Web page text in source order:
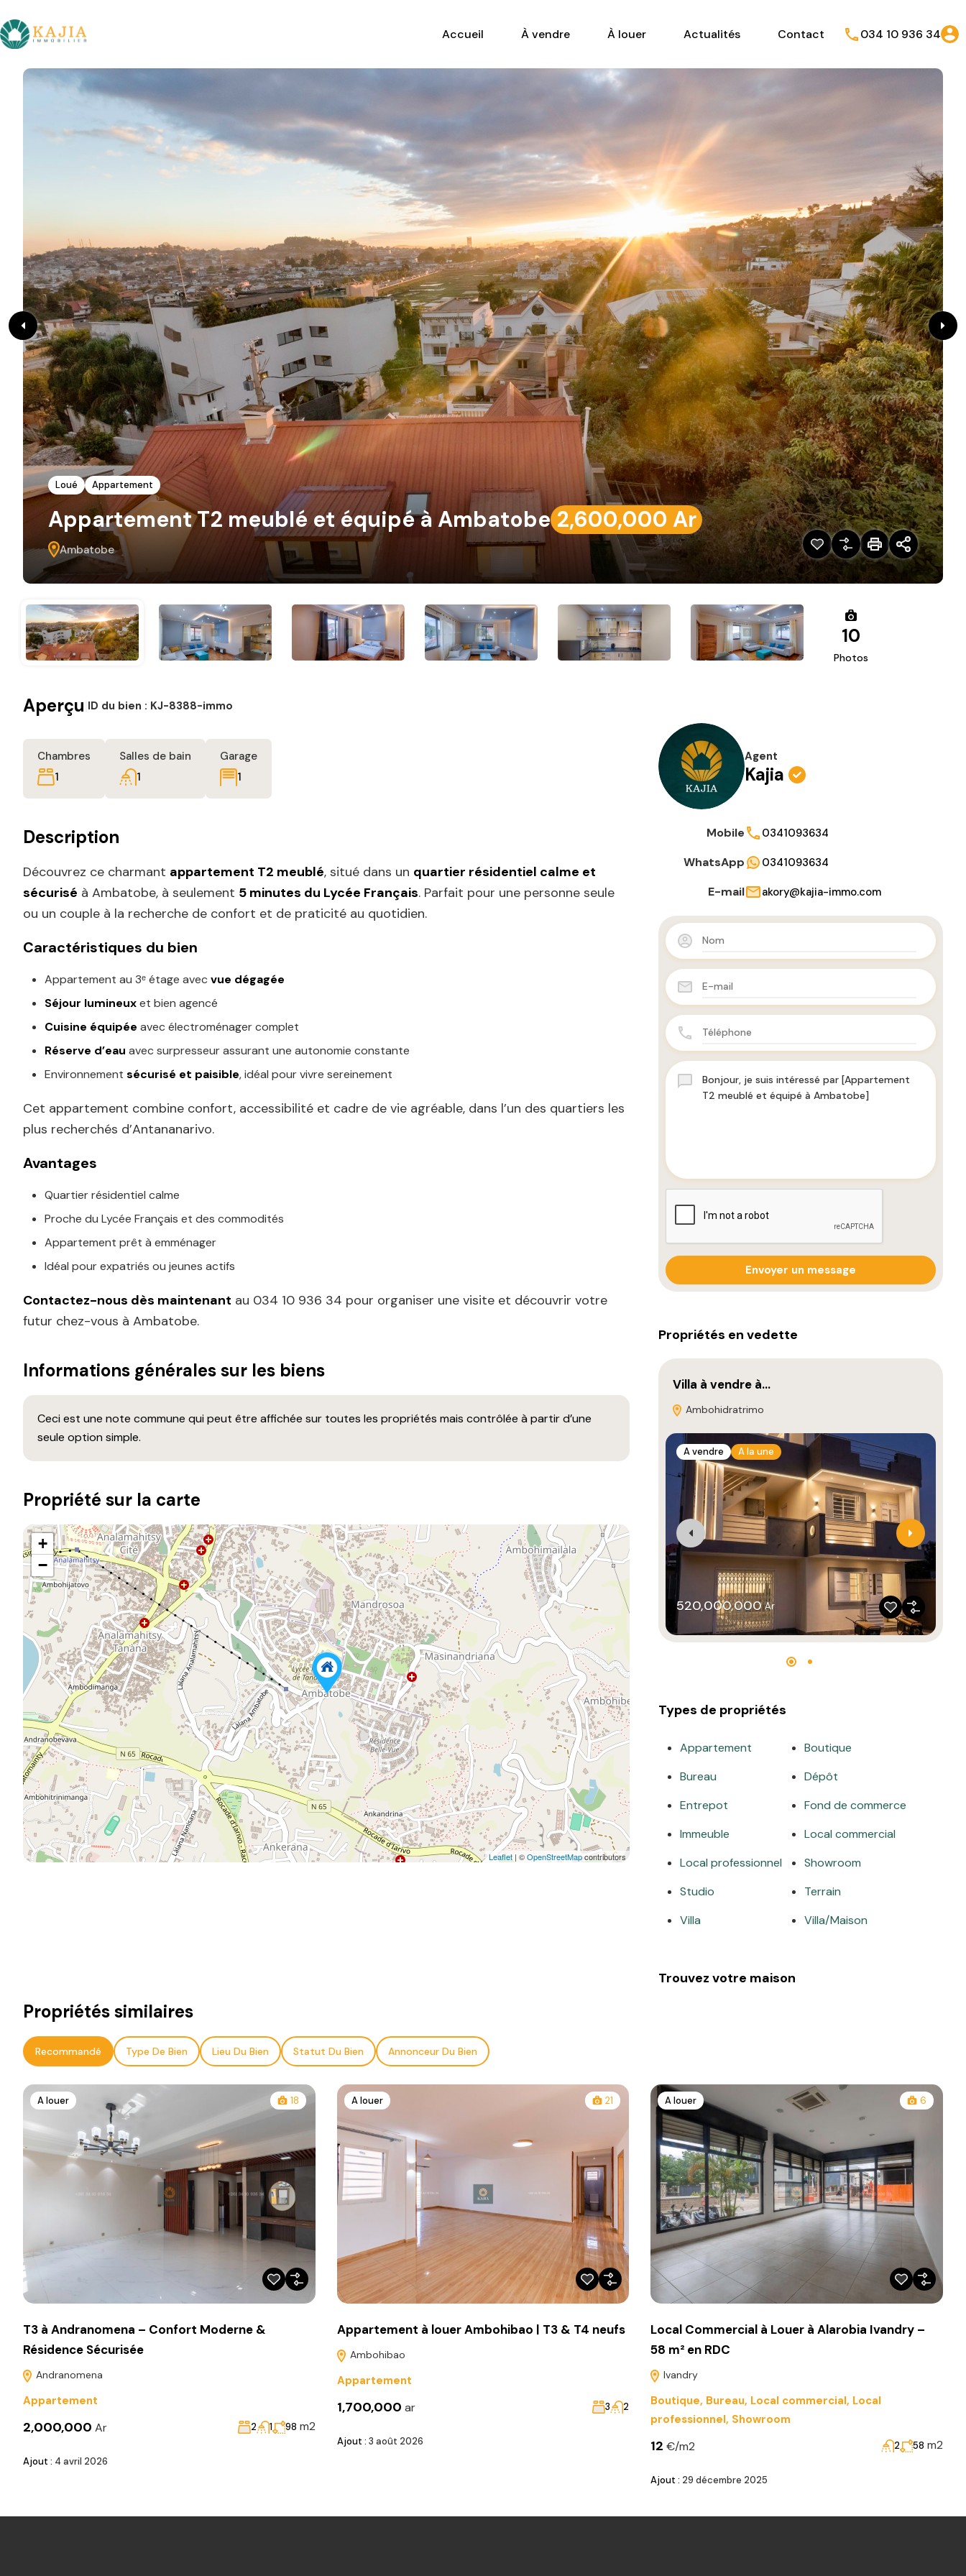
Accueil À vendre À louer Actualités Contact 034 10 936 34
Loué Appartement
Appartement T2 meublé et équipé à Ambatobe 2,600,000 Ar
Ambatobe
10
Photos
Aperçu ID du bien : KJ-8388-immo
Chambres
1
Salles de bain
1
Garage
1
Description
Découvrez ce charmant appartement T2 meublé, situé dans un quartier résidentiel calme et
sécurisé à Ambatobe, à seulement 5 minutes du Lycée Français. Parfait pour une personne seule
ou un couple à la recherche de confort et de praticité au quotidien.
Caractéristiques du bien
Appartement au 3ᵉ étage avec vue dégagée
Séjour lumineuxet bien agencé
Cuisine équipée avec électroménager complet
Réserve d’eau avec surpresseur assurant une autonomie constante
Environnement sécurisé et paisible, idéal pour vivre sereinement
Cet appartement combine confort, accessibilité et cadre de vie agréable, dans l’un des quartiers les
plus recherchés d’Antananarivo.
Avantages
Quartier résidentiel calme
Proche du Lycée Français et des commodités
Appartement prêt à emménager
Idéal pour expatriés ou jeunes actifs
Contactez-nous dès maintenant au 034 10 936 34 pour organiser une visite et découvrir votre
futur chez-vous à Ambatobe.
Informations générales sur les biens
Ceci est une note commune qui peut être affichée sur toutes les propriétés mais contrôlée à partir d’une
seule option simple.
Propriété sur la carte
+
−
Leaflet | ©OpenStreetMapcontributors
Agent
Kajia
Mobile 0341093634
WhatsApp 0341093634
E-mail akory@kajia-immo.com
Envoyer un message
Propriétés en vedette
Villa à vendre à…
Ambohidratrimo
A vendre A la une
520,000,000 Ar
Types de propriétés
Appartement
Boutique
Bureau
Dépôt
Entrepot
Fond de commerce
Immeuble
Local commercial
Local professionnel
Showroom
Studio
Terrain
Villa
Villa/Maison
Trouvez votre maison
Propriétés similaires
Recommandé Type De Bien Lieu Du Bien Statut Du Bien Annonceur Du Bien
A louer 18
T3 à Andranomena – Confort Moderne &
Résidence Sécurisée
Andranomena
Appartement
2,000,000 Ar 2 1 98 m2
Ajout : 4 avril 2026
A louer 21
Appartement à louer Ambohibao | T3 & T4 neufs
Ambohibao
Appartement
1,700,000 ar 3 2
Ajout : 3 août 2026
A louer 6
Local Commercial à Louer à Alarobia Ivandry –
58 m² en RDC
Ivandry
Boutique, Bureau, Local commercial, Local
professionnel, Showroom
12 €/m2 2 58 m2
Ajout : 29 décembre 2025